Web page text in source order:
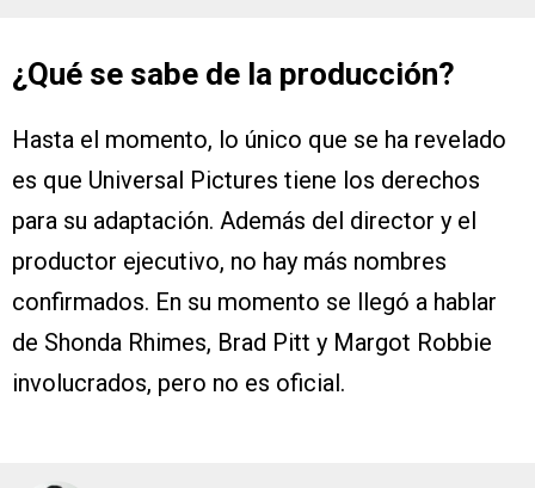
¿Qué se sabe de la producción?
Hasta el momento, lo único que se ha revelado
es que Universal Pictures tiene los derechos
para su adaptación. Además del director y el
productor ejecutivo, no hay más nombres
confirmados. En su momento se llegó a hablar
de Shonda Rhimes, Brad Pitt y Margot Robbie
involucrados, pero no es oficial.